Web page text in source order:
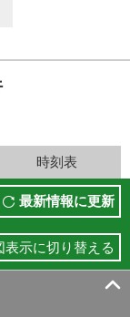
時刻表
最新情報に更新
表示に切り替える
